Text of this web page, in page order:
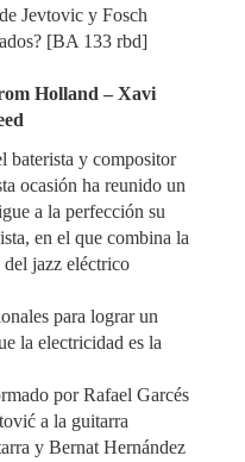
Jevtovic y Fosch
[BA 133 rbd]
Holland – Xavi
baterista y compositor
ocasión ha reunido un
a la perfección su
en el que combina la
jazz eléctrico
para lograr un
la electricidad es la
por Rafael Garcés
a la guitarra
y Bernat Hernández